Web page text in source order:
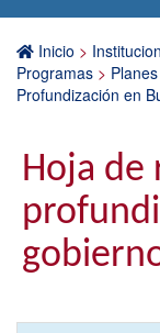
Inicio >
Programas > Planes
Profundización en
Hoja de